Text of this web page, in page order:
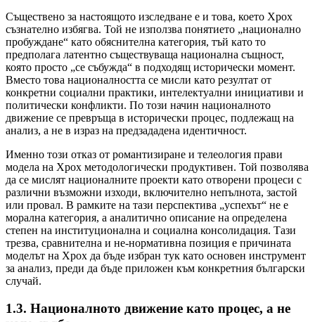
Съществено за настоящото изследване е и това, което Хрох
съзнателно избягва. Той не използва понятието „национално
пробуждане“ като обяснителна категория, тъй като то
предполага латентно съществуваща национална същност,
която просто „се събужда“ в подходящ исторически момент.
Вместо това националността се мисли като резултат от
конкретни социални практики, интелектуални инициативи и
политически конфликти. По този начин националното
движение се превръща в исторически процес, подлежащ на
анализ, а не в израз на предзададена идентичност.
Именно този отказ от романтизиране и телеология прави
модела на Хрох методологически продуктивен. Той позволява
да се мислят националните проекти като отворени процеси с
различни възможни изходи, включително непълнота, застой
или провал. В рамките на тази перспектива „успехът“ не е
морална категория, а аналитично описание на определена
степен на институционална и социална консолидация. Тази
трезва, сравнителна и не-нормативна позиция е причината
моделът на Хрох да бъде избран тук като основен инструмент
за анализ, преди да бъде приложен към конкретния български
случай.
1.3. Националното движение като процес, а не